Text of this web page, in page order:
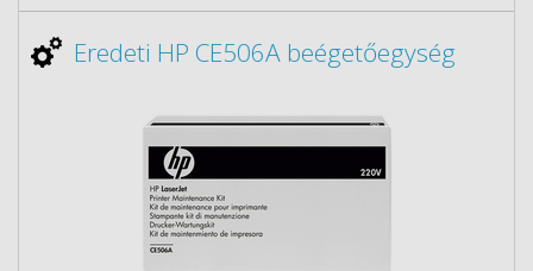
Eredeti HP CE506A beégetőegység